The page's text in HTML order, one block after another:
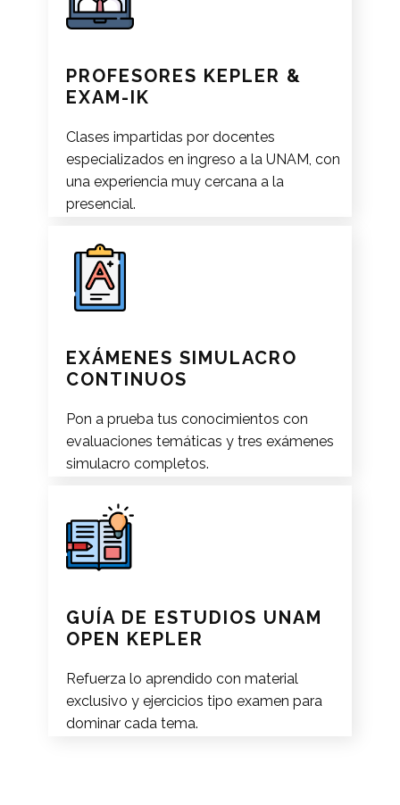
PROFESORES KEPLER &
EXAM-IK
Clases impartidas por docentes
especializados en ingreso a la UNAM, con
una experiencia muy cercana a la
presencial.
EXÁMENES SIMULACRO
CONTINUOS
Pon a prueba tus conocimientos con
evaluaciones temáticas y tres exámenes
simulacro completos.
GUÍA DE ESTUDIOS UNAM
OPEN KEPLER
Refuerza lo aprendido con material
exclusivo y ejercicios tipo examen para
dominar cada tema.